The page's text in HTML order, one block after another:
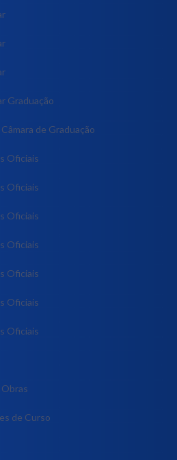
Graduação
de Graduação
Oficiais
Oficiais
Oficiais
Oficiais
Oficiais
Oficiais
Oficiais
de Curso